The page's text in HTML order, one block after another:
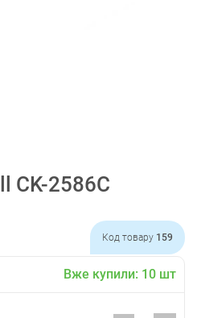
CK-2586С
Код товару 159
Вже купили: 10 шт